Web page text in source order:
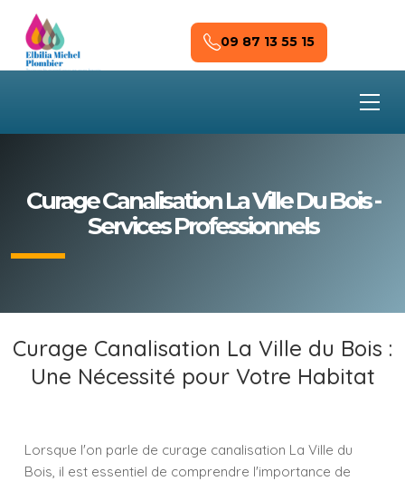
Skip to main content
09 87 13 55 15
Curage Canalisation La Ville Du Bois -
Services Professionnels
Curage Canalisation La Ville du Bois :
Une Nécessité pour Votre Habitat
Lorsque l'on parle de curage canalisation La Ville du
Bois, il est essentiel de comprendre l'importance de